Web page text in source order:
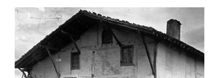
Irakurri